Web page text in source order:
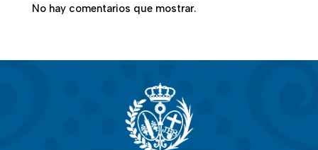
No hay comentarios que mostrar.